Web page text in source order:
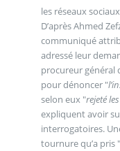
les réseaux
D’après Ahmed
communiqué
adressé leur
procureur général
pour dénoncer "
selon eux "rejeté
expliquent avoir
interrogatoires.
tournure qu’a pris "